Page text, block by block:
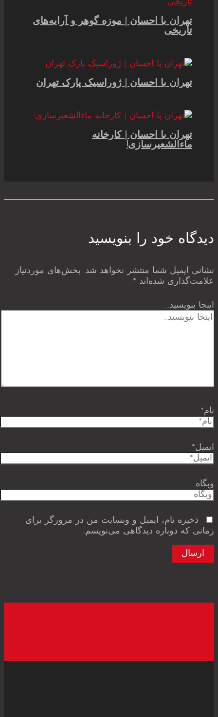
تهران با احسان | موزه گوهر و آرایه‌های
تاریخی
تهران با احسان | ژوراسیک پارک تهران
تهران با احسان | کارخانه
ماءالشعیرسازی!
دیدگاه‌ خود را بنویسید
نشانی ایمیل شما منتشر نخواهد شد. بخش‌های موردنیاز
علامت‌گذاری شده‌اند *
اینجا بنویسید…
نام*
ایمیل*
وبگاه
ذخیره نام، ایمیل و وبسایت من در مرورگر برای
زمانی که دوباره دیدگاهی می‌نویسم.